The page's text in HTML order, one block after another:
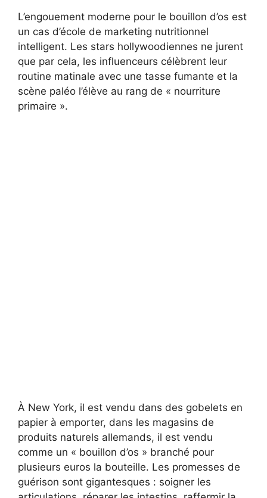
L’engouement moderne pour le bouillon d’os est
un cas d’école de marketing nutritionnel
intelligent. Les stars hollywoodiennes ne jurent
que par cela, les influenceurs célèbrent leur
routine matinale avec une tasse fumante et la
scène paléo l’élève au rang de « nourriture
primaire ».
À New York, il est vendu dans des gobelets en
papier à emporter, dans les magasins de
produits naturels allemands, il est vendu
comme un « bouillon d’os » branché pour
plusieurs euros la bouteille. Les promesses de
guérison sont gigantesques : soigner les